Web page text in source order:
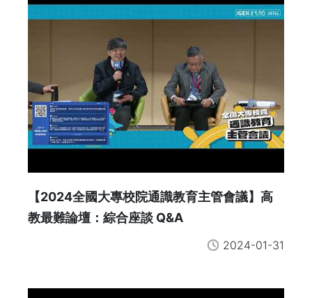
【2024全國大專校院通識教育主管會議】高
教最難論壇：綜合座談 Q&A
2024-01-31